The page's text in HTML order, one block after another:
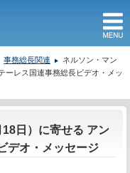
事務総長関連
ネルソン・マン
ーレス国連事務総長ビデオ・メッ
日）に寄せる アン
デオ・メッセージ